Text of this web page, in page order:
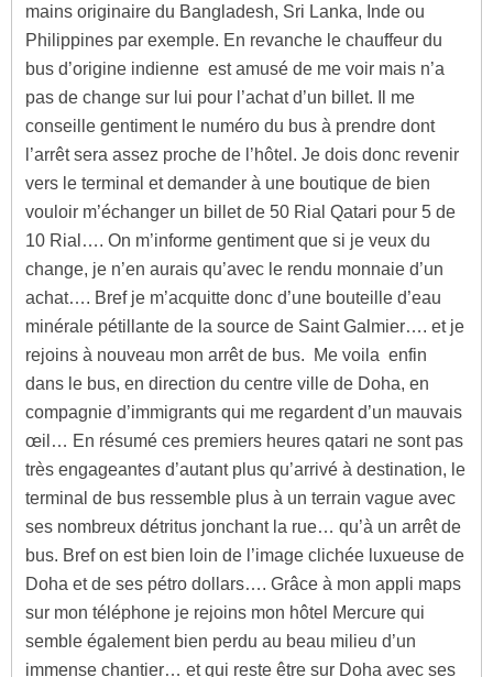
mains originaire du Bangladesh, Sri Lanka, Inde ou
Philippines par exemple. En revanche le chauffeur du
bus d’origine indienne est amusé de me voir mais n’a
pas de change sur lui pour l’achat d’un billet. Il me
conseille gentiment le numéro du bus à prendre dont
l’arrêt sera assez proche de l’hôtel. Je dois donc revenir
vers le terminal et demander à une boutique de bien
vouloir m’échanger un billet de 50 Rial Qatari pour 5 de
10 Rial…. On m’informe gentiment que si je veux du
change, je n’en aurais qu’avec le rendu monnaie d’un
achat…. Bref je m’acquitte donc d’une bouteille d’eau
minérale pétillante de la source de Saint Galmier…. et je
rejoins à nouveau mon arrêt de bus. Me voila enfin
dans le bus, en direction du centre ville de Doha, en
compagnie d’immigrants qui me regardent d’un mauvais
œil… En résumé ces premiers heures qatari ne sont pas
très engageantes d’autant plus qu’arrivé à destination, le
terminal de bus ressemble plus à un terrain vague avec
ses nombreux détritus jonchant la rue… qu’à un arrêt de
bus. Bref on est bien loin de l’image clichée luxueuse de
Doha et de ses pétro dollars…. Grâce à mon appli maps
sur mon téléphone je rejoins mon hôtel Mercure qui
semble également bien perdu au beau milieu d’un
immense chantier… et qui reste être sur Doha avec ses